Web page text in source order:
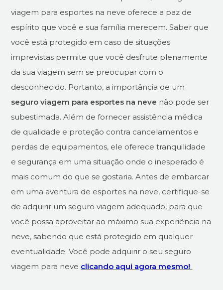
viagem para esportes na neve oferece a paz de
espírito que você e sua família merecem. Saber que
você está protegido em caso de situações
imprevistas permite que você desfrute plenamente
da sua viagem sem se preocupar com o
desconhecido. Portanto, a importância de um
seguro viagem para esportes na neve não pode ser
subestimada. Além de fornecer assistência médica
de qualidade e proteção contra cancelamentos e
perdas de equipamentos, ele oferece tranquilidade
e segurança em uma situação onde o inesperado é
mais comum do que se gostaria. Antes de embarcar
em uma aventura de esportes na neve, certifique-se
de adquirir um seguro viagem adequado, para que
você possa aproveitar ao máximo sua experiência na
neve, sabendo que está protegido em qualquer
eventualidade. Você pode adquirir o seu seguro
viagem para neve clicando aqui agora mesmo!